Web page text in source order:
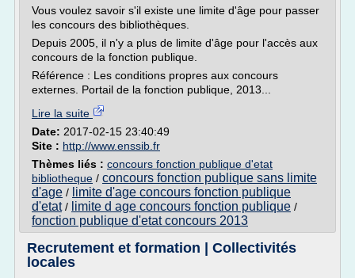
Vous voulez savoir s'il existe une limite d'âge pour passer
les concours des bibliothèques.
Depuis 2005, il n'y a plus de limite d'âge pour l'accès aux
concours de la fonction publique.
Référence : Les conditions propres aux concours
externes. Portail de la fonction publique, 2013...
Lire la suite
Date: 2017-02-15 23:40:49
Site : http://www.enssib.fr
Thèmes liés : concours fonction publique d'etat
bibliotheque / concours fonction publique sans limite
d'age / limite d'age concours fonction publique
d'etat/ limite d age concours fonction publique /
fonction publique d'etat concours 2013
Recrutement et formation | Collectivités
locales